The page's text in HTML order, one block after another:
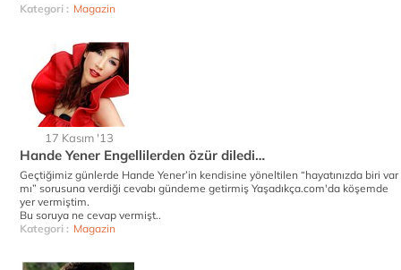
Kategori : Magazin
17 Kasım '13
Hande Yener Engellilerden özür diledi…
Geçtiğimiz günlerde Hande Yener’in kendisine yöneltilen “hayatınızda biri var
mı” sorusuna verdiği cevabı gündeme getirmiş Yaşadıkça.com'da köşemde
yer vermiştim.
Bu soruya ne cevap vermişt..
Kategori : Magazin